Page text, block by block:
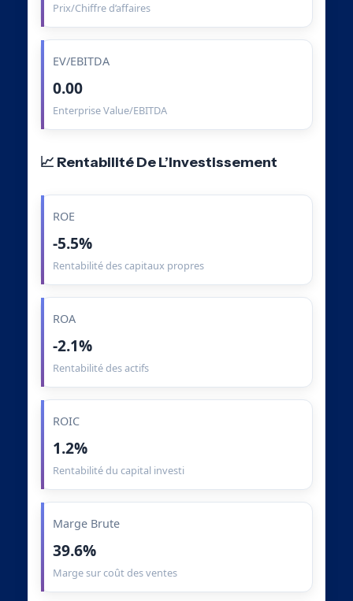
Prix/Chiffre d’affaires
EV/EBITDA
0.00
Enterprise Value/EBITDA
📈 Rentabilité De L’Investissement
ROE
-5.5%
Rentabilité des capitaux propres
ROA
-2.1%
Rentabilité des actifs
ROIC
1.2%
Rentabilité du capital investi
Marge Brute
39.6%
Marge sur coût des ventes